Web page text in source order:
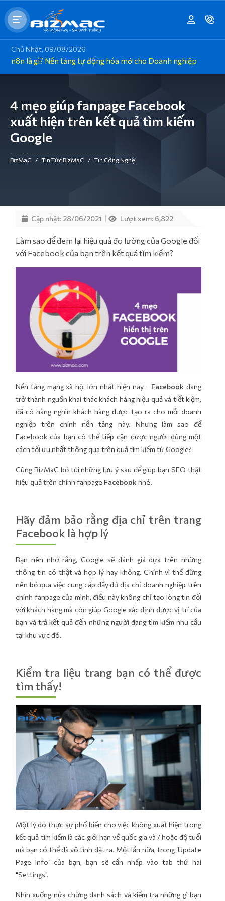
Chủ Nhật, 09/08/2026
n8n là gì? Nền tảng tự động hóa mở cho Doanh nghiệp
4 mẹo giúp fanpage Facebook
xuất hiện trên kết quả tìm kiếm
Google
BizMaC / Tin Tức BizMaC / Tin Công Nghệ
Cập nhật: 28/06/2021 Lượt xem: 6,822
Làm sao để đem lại hiệu quả đo lường của Google đối
với Facebook của bạn trên kết quả tìm kiếm?
Nền tảng mạng xã hội lớn nhất hiện nay - Facebookđang
trở thành nguồn khai thác khách hàng hiệu quả và tiết kiệm,
đã có hàng nghìn khách hàng được tạo ra cho mỗi doanh
nghiệp trên chính nền tảng này. Nhưng làm sao để
Facebook của bạn có thể tiếp cận được người dùng một
cách tối ưu nhất thông qua trên quả tìm kiếm từ Google?
Cùng BizMaC bỏ túi những lưu ý sau để giúp bạn SEO thật
hiệu quả trên chính fanpage Facebook nhé.
Hãy đảm bảo rằng địa chỉ trên trang
Facebook là hợp lý
Bạn nên nhớ rằng, Google sẽ đánh giá dựa trên những
thông tin có thật và hợp lý hay không. Chính vì thế đừng
nên bỏ qua việc cung cấp đầy đủ địa chỉ doanh nghiệp trên
chính fanpage của mình, điều này không chỉ tạo lòng tin đối
với khách hàng mà còn giúp Google xác định được vị trí của
bạn và trả kết quả đến những người đang tìm kiếm nhu cầu
tại khu vực đó.
Kiểm tra liệu trang bạn có thể được
tìm thấy!
Một lý do thực sự phổ biến cho việc không xuất hiện trong
kết quả tìm kiếm là các giới hạn về quốc gia và / hoặc độ tuổi
mà bạn có thể đã vô tình đặt ra. Một lần nữa, trong ‘Update
Page Info‘ của bạn, bạn sẽ cần nhấp vào tab thứ hai
"Settings".
Nhìn xuống nửa chừng danh sách và kiểm tra những gì bạn